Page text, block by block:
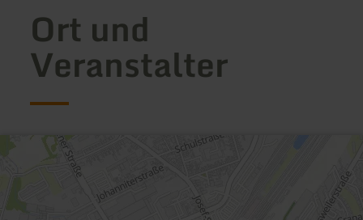
Ort und
Veranstalter